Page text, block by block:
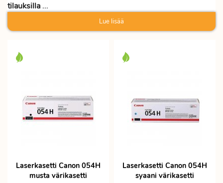
tilauksilla ...
Lue lisää
Laserkasetti Canon 054H
musta värikasetti
Laserkasetti Canon 054H
syaani värikasetti